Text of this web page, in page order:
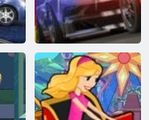
Gatvė siekimas